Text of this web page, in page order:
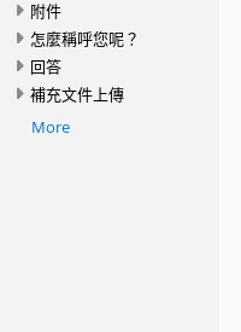
附件
怎麼稱呼您呢？
回答
補充文件上傳
More